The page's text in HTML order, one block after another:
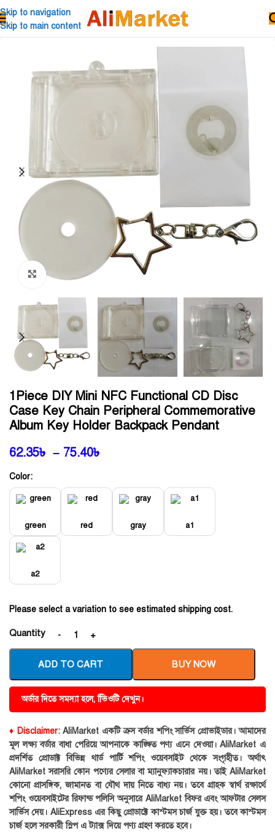
Skip to navigation
Skip to main content
Click to enlarge
1Piece DIY Mini NFC Functional CD Disc
Case Key Chain Peripheral Commemorative
Album Key Holder Backpack Pendant
62.35৳ – 75.40৳
Color:
green red gray a1
a2
Please select a variation to see estimated shipping cost.
Quantity
ADD TO CART BUY NOW
অর্ডার দিতে সমস্যা হলে, ভিিওটি দেখুন।
♦ Disclaimer:AliMarket একটি ক্রস বর্ডার শপিং সার্ভিস প্রোভাইডার। আমাদের
মূল লক্ষ্য বর্ডার বাধা পেরিয়ে আপনাকে কাঙ্ক্ষিত পণ্য এনে দেওয়া। AliMarket এ
প্রদর্শিত প্রোডাক্ট বিভিন্ন থার্ড পার্টি শপিং ওয়েবসাইট থেকে সংগৃহীত। অর্থাৎ
AliMarket সরাসরি কোন পণ্যের সেলার বা ম্যানুফ্যাকচারার নয়। তাই AliMarket
কোনো প্রাসঙ্গিক, জামানত বা যৌথ দায় নিতে বাধ্য নয়। তবে গ্রাহক স্বার্থ রক্ষার্থে
শপিং ওয়েবসাইটের রিফান্ড পলিসি অনুসারে AliMarket বিফর এবং আফটার সেলস
সার্ভিস দেয়। AliExpress এর কিছু প্রোডাক্টে কাস্টমস চার্জ যুক্ত হয়। তবে কাস্টমস
চার্জ হলে সরকারী স্লিপ এ ট্যাক্স দিয়ে পণ্য গ্রহণ করতে হবে।